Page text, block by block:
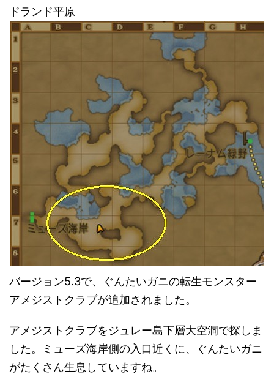
ドランド平原
バージョン5.3で、ぐんたいガニの転生モンスター
アメジストクラブが追加されました。
アメジストクラブをジュレー島下層大空洞で探しま
した。ミューズ海岸側の入口近くに、ぐんたいガニ
がたくさん生息していますね。